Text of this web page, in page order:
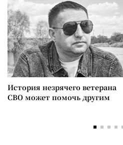
История незрячего ветерана
СВО может помочь другим